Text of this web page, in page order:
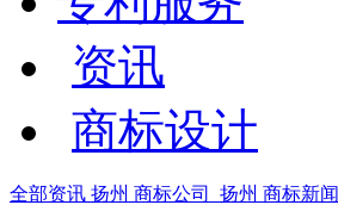
资讯
商标设计
全部资讯 扬州 商标公司 扬州 商标新闻